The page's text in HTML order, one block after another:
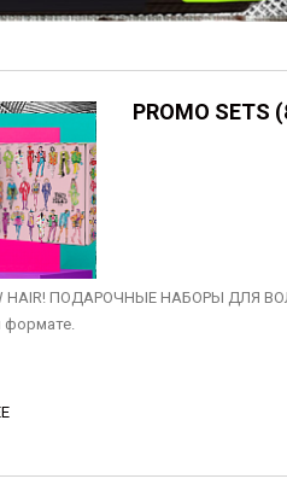
PROMO SETS
HAIR! ПОДАРОЧНЫЕ НАБОРЫ ДЛЯ
формате.